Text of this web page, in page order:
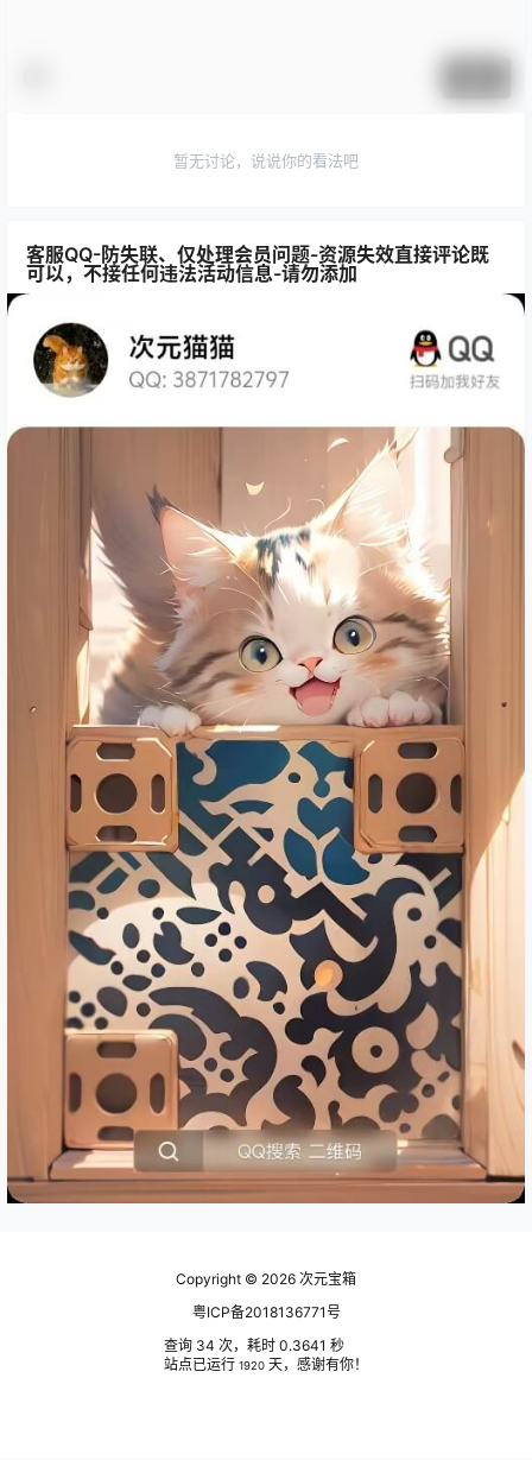
暂无讨论，说说你的看法吧
客服QQ-防失联、仅处理会员问题-资源失效直接评论既
可以，不接任何违法活动信息-请勿添加
Copyright © 2026 次元宝箱
粤ICP备2018136771号
查询 34 次，耗时 0.3641 秒
站点已运行 1920 天，感谢有你！